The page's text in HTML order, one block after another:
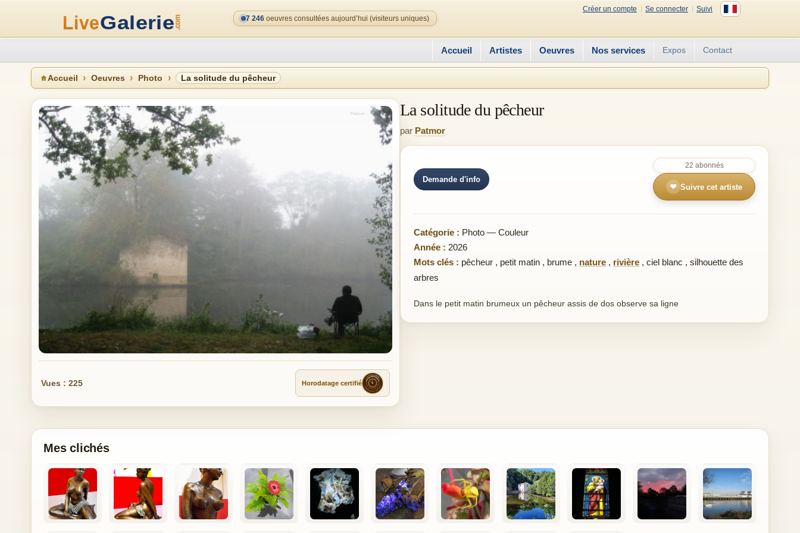
Créer un compte Se connecter
Suivi
7 246 oeuvres consultées aujourd’hui (visiteurs uniques)
Accueil Artistes Oeuvres Nos services Expos Contact
Accueil Oeuvres Photo La solitude du pêcheur
Vues : 225 Horodatage certifié
La solitude du pêcheur
par Patmor
Demande d'info
22 abonnés
❤ Suivre cet artiste
Catégorie : Photo — Couleur
Année : 2026
Mots clés : pêcheur , petit matin , brume , nature , rivière , ciel blanc , silhouette des
arbres
Dans le petit matin brumeux un pêcheur assis de dos observe sa ligne
Mes clichés